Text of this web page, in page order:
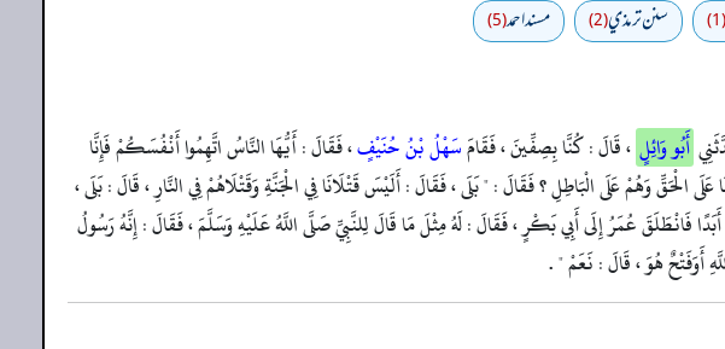
(1) سنن ترمذي(2) مسند احمد(5)
أَبُو وَائِلٍ ، قَالَ : كُنَّا بِصِفِّينَ ، فَقَامَسَهْلُ بْنُ حُنَيْفٍ، فَقَالَ : أَيُّهَا النَّاسُ اتَّهِمُوا أَنْفُسَكُمْ فَإِنَّا
الْحَقِّ وَهُمْ عَلَى الْبَاطِلِ ؟ فَقَالَ : " بَلَى ، فَقَالَ : أَلَيْسَ قَتْلَانَا فِي الْجَنَّةِ وَقَتْلَاهُمْ فِي النَّارِ ، قَالَ : بَلَى ،
فَانْطَلَقَ عُمَرُ إِلَى أَبِي بَكْرٍ ، فَقَالَ : لَهُ مِثْلَ مَا قَالَ لِلنَّبِيِّ صَلَّى اللَّهُ عَلَيْهِ وَسَلَّمَ ، فَقَالَ : إِنَّهُ رَسُولُ
أَوَفَتْحٌ هُوَ ، قَالَ : نَعَمْ " .